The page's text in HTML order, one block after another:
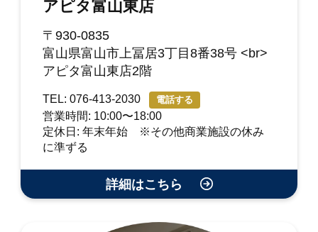
アピタ富山東店
〒930-0835
富山県富山市上冨居3丁目8番38号 <br>
アピタ富山東店2階
TEL: 076-413-2030 電話する
営業時間: 10:00〜18:00
定休日: 年末年始 ※その他商業施設の休み
に準ずる
詳細はこちら